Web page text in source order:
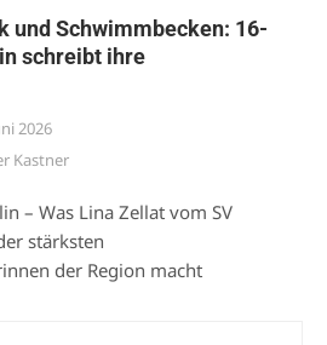
und Schwimmbecken: 16-
schreibt ihre
2026
Kastner
– Was Lina Zellat vom SV
stärksten
der Region macht